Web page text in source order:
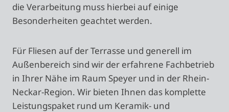
die Verarbeitung muss hierbei auf einige
Besonderheiten geachtet werden.
Für Fliesen auf der Terrasse und generell im
Außenbereich sind wir der erfahrene Fachbetrieb
in Ihrer Nähe im Raum Speyer und in der Rhein-
Neckar-Region. Wir bieten Ihnen das komplette
Leistungspaket rund um Keramik- und